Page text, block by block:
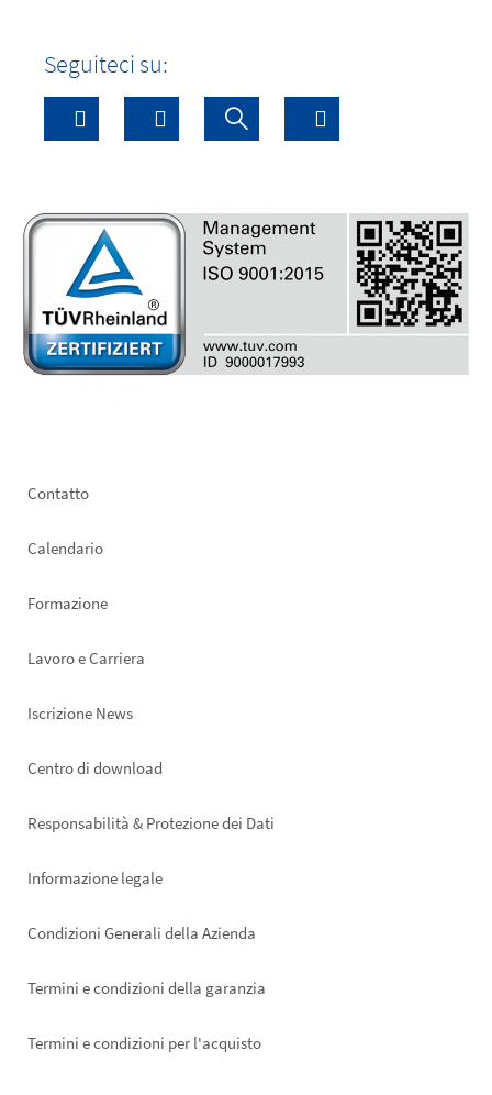
Seguiteci su:
Footer
Contatto
Calendario
Formazione
Lavoro e Carriera
Iscrizione News
Footer
Centro di download
Responsabilità & Protezione dei Dati
Informazione legale
Condizioni Generali della Azienda
Termini e condizioni della garanzia
Termini e condizioni per l'acquisto